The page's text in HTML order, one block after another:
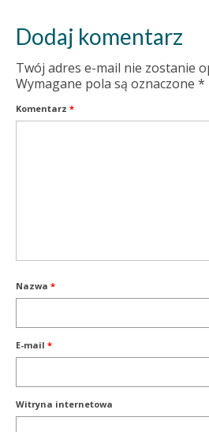
Dodaj komentarz
Twój adres e-mail nie zostanie
Wymagane pola są oznaczone *
Komentarz *
Nazwa *
E-mail *
Witryna internetowa